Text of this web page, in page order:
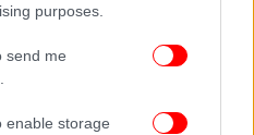
purposes.
send me
enable storage